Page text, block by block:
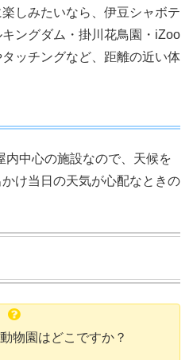
しみたいなら、伊豆シャボテ
ングダム・掛川花鳥園・iZoo
ッチングなど、距離の近い体
中心の施設なので、天候を
け当日の天気が心配なときの
物園はどこですか？